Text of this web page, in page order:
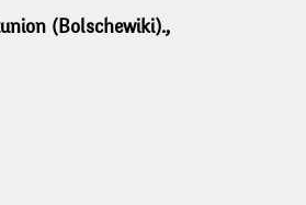
(Bolschewiki).,